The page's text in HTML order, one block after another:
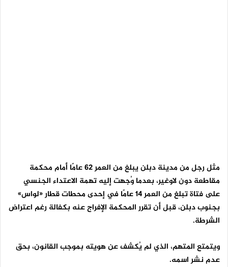
مثل رجل من مدينة دبلن يبلغ من العمر 62 عامًا أمام محكمة
مقاطعة دون لاوغير، بعدما وُجهت إليه تهمة الاعتداء الجنسي
على فتاة تبلغ من العمر 14 عامًا في إحدى محطات قطار «لواس»
بجنوب دبلن، قبل أن تقرر المحكمة الإفراج عنه بكفالة رغم اعتراض
الشرطة.
ويتمتع المتهم، الذي لم يُكشف عن هويته بموجب القانون، بحق
عدم نشر اسمه.